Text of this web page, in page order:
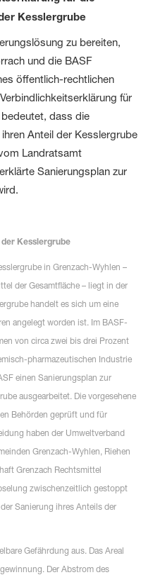
Kesslergrube
zu bereiten,
und die BASF
öffentlich-rechtlichen
für
dass die
Anteil der Kesslergrube
Landratsamt
Sanierungsplan zur
der Kesslergrube
in Grenzach-Wyhlen –
der Gesamtfläche – liegt in der
handelt es sich um eine
angelegt worden ist. Im BASF-
von circa zwei bis drei Prozent
pharmazeutischen Industrie
einen Sanierungsplan zur
ausgearbeitet. Die vorgesehene
Behörden geprüft und für
haben der Umweltverband
Grenzach-Wyhlen, Riehen
Grenzach Rechtsmittel
zwischenzeitlich gestoppt
Sanierung ihres Anteils der
Gefährdung aus. Das Areal
Der Abstrom des